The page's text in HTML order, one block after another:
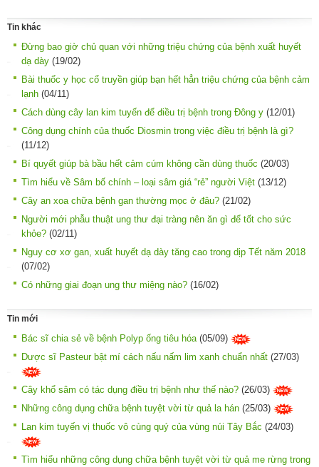
Tin khác
Đừng bao giờ chủ quan với những triệu chứng của bệnh xuất huyết
dạ dày (19/02)
Bài thuốc y học cổ truyền giúp bạn hết hẳn triệu chứng của bệnh cảm
lạnh (04/11)
Cách dùng cây lan kim tuyến để điều trị bệnh trong Đông y (12/01)
Công dụng chính của thuốc Diosmin trong việc điều trị bệnh là gì?
(11/12)
Bí quyết giúp bà bầu hết cảm cúm không cần dùng thuốc (20/03)
Tìm hiểu về Sâm bố chính – loại sâm giá “rẻ” người Việt (13/12)
Cây an xoa chữa bệnh gan thường mọc ở đâu? (21/02)
Người mới phẫu thuật ung thư đại tràng nên ăn gì để tốt cho sức
khỏe? (02/11)
Nguy cơ xơ gan, xuất huyết dạ dày tăng cao trong dịp Tết năm 2018
(07/02)
Có những giai đoạn ung thư miệng nào? (16/02)
Tin mới
Bác sĩ chia sẻ về bệnh Polyp ống tiêu hóa (05/09)
Dược sĩ Pasteur bật mí cách nấu nấm lim xanh chuẩn nhất (27/03)
Cây khổ sâm có tác dụng điều trị bệnh như thế nào? (26/03)
Những công dụng chữa bệnh tuyệt vời từ quả la hán (25/03)
Lan kim tuyến vị thuốc vô cùng quý của vùng núi Tây Bắc (24/03)
Tìm hiểu những công dụng chữa bệnh tuyệt vời từ quả me rừng trong